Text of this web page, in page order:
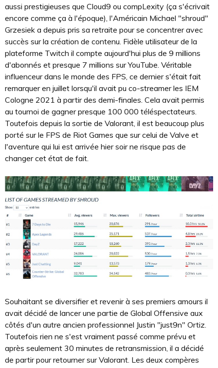
aussi prestigieuses que Cloud9 ou compLexity (ça s'écrivait
encore comme ça à l'époque), l'Américain Michael "shroud"
Grzesiek a depuis pris sa retraite pour se concentrer avec
succès sur la création de contenu. Fidèle utilisateur de la
plateforme Twitch il compte aujourd'hui plus de 9 millions
d'abonnés et presque 7 millions sur YouTube. Véritable
influenceur dans le monde des FPS, ce dernier s'était fait
remarquer en juillet lorsqu'il avait pu co-streamer les IEM
Cologne 2021 à partir des demi-finales. Cela avait permis
au tournoi de gagner presque 100 000 téléspectateurs.
Toutefois depuis la sortie de Valorant, il est beaucoup plus
porté sur le FPS de Riot Games que sur celui de Valve et
l'aventure qui lui est arrivée hier soir ne risque pas de
changer cet état de fait.
Souhaitant se diversifier et revenir à ses premiers amours il
avait décidé de lancer une partie de Global Offensive aux
côtés d'un autre ancien professionnel Justin "just9n" Ortiz.
Toutefois rien ne s'est vraiment passé comme prévu et
après seulement 30 minutes de retransmission, il a décidé
de partir pour retourner sur Valorant. Les deux compères